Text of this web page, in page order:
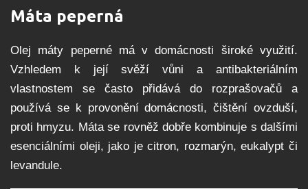
Máta peperná
Olej máty peperné má v domácnosti široké využití.
Vzhledem k její svěží vůni a antibakteriálním
vlastnostem se často přidává do rozprašovačů a
používá se k provonění domácnosti, čištění ovzduší,
proti hmyzu. Máta se rovněž dobře kombinuje s dalšími
esenciálními oleji, jako je citron, rozmarýn, eukalypt či
levandule.